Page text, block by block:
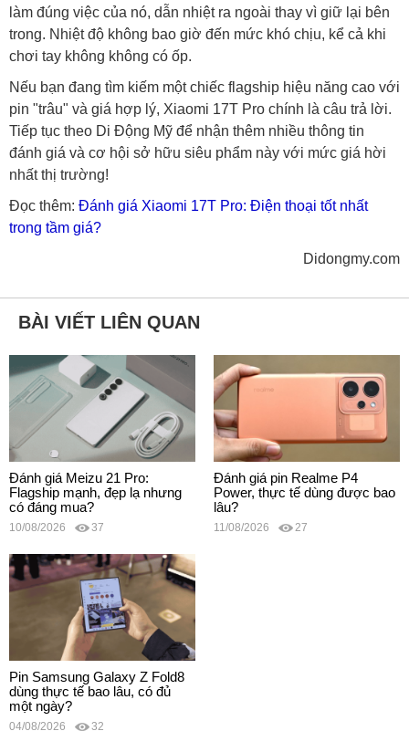
làm đúng việc của nó, dẫn nhiệt ra ngoài thay vì giữ lại bên
trong. Nhiệt độ không bao giờ đến mức khó chịu, kể cả khi
chơi tay không không có ốp.
Nếu bạn đang tìm kiếm một chiếc flagship hiệu năng cao với
pin "trâu" và giá hợp lý, Xiaomi 17T Pro chính là câu trả lời.
Tiếp tục theo Di Động Mỹ để nhận thêm nhiều thông tin
đánh giá và cơ hội sở hữu siêu phẩm này với mức giá hời
nhất thị trường!
Đọc thêm: Đánh giá Xiaomi 17T Pro: Điện thoại tốt nhất
trong tầm giá?
Didongmy.com
BÀI VIẾT LIÊN QUAN
Đánh giá Meizu 21 Pro:
Flagship mạnh, đẹp lạ nhưng
có đáng mua?
10/08/2026 37
Đánh giá pin Realme P4
Power, thực tế dùng được bao
lâu?
11/08/2026 27
Pin Samsung Galaxy Z Fold8
dùng thực tế bao lâu, có đủ
một ngày?
04/08/2026 32